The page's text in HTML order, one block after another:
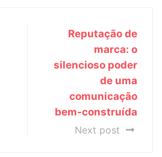
Reputação de
marca: o
silencioso poder
de uma
comunicação
bem-construída
Next post